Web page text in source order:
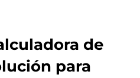
de
para